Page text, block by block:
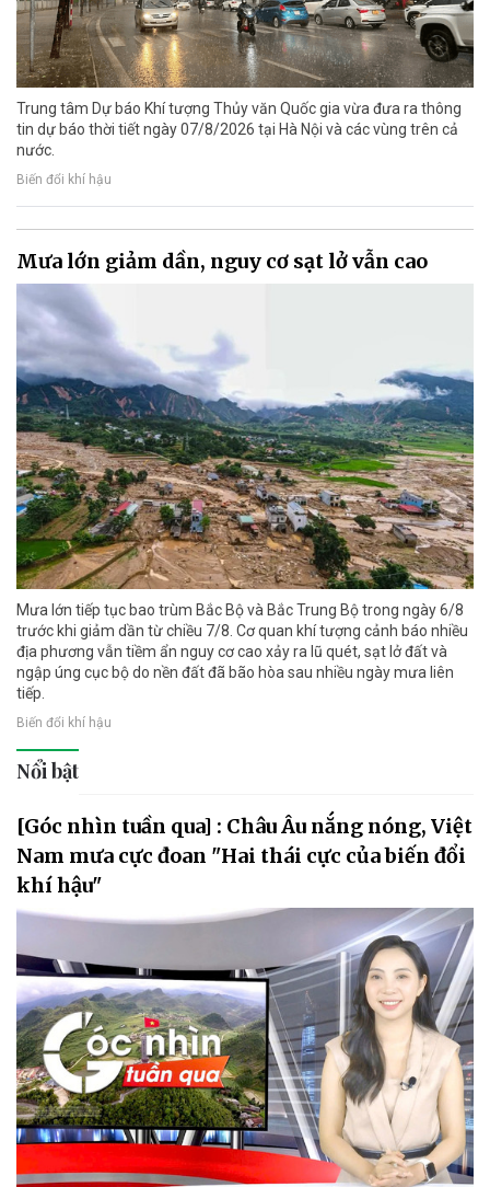
Trung tâm Dự báo Khí tượng Thủy văn Quốc gia vừa đưa ra thông
tin dự báo thời tiết ngày 07/8/2026 tại Hà Nội và các vùng trên cả
nước.
Biến đổi khí hậu
Mưa lớn giảm dần, nguy cơ sạt lở vẫn cao
Mưa lớn tiếp tục bao trùm Bắc Bộ và Bắc Trung Bộ trong ngày 6/8
trước khi giảm dần từ chiều 7/8. Cơ quan khí tượng cảnh báo nhiều
địa phương vẫn tiềm ẩn nguy cơ cao xảy ra lũ quét, sạt lở đất và
ngập úng cục bộ do nền đất đã bão hòa sau nhiều ngày mưa liên
tiếp.
Biến đổi khí hậu
Nổi bật
[Góc nhìn tuần qua] : Châu Âu nắng nóng, Việt
Nam mưa cực đoan "Hai thái cực của biến đổi
khí hậu"